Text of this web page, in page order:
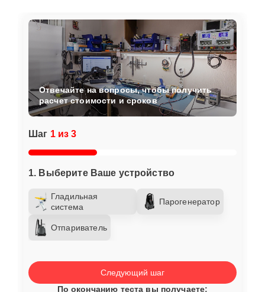
Шаг 1 из 3
1. Выберите Ваше устройство
Гладильная
система
Парогенератор
Отпариватель
Отвечайте на вопросы, чтобы получить
расчет стоимости и сроков
Следующий шаг
По окончанию теста вы получаете: